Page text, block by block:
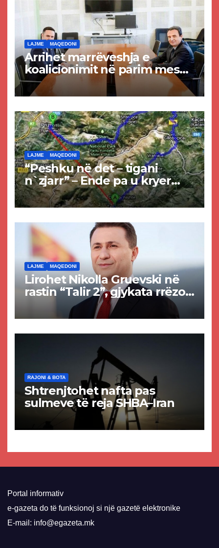
LAJME MAQEDONI
Arrihet marrëveshja e
koalicionimit në parim mes
Kurtit dhe Abdixhikut
LAJME MAQEDONI
“Peshku në det – tigani
n`zjarr” – Ende pa u kryer
projekti i tunelit, komuna e
Tetovës nis punimet për
LAJME MAQEDONI
Lirohet Nikolla Gruevski në
rastin “Talir 2”, gjykata rrëzon
akuzat për ndërtimin e
paligjshëm të selisë së
RAJONI & BOTA
Shtrenjtohet nafta pas
sulmeve të reja SHBA–Iran
Portal informativ
e-gazeta do të funksionoj si një gazetë elektronike
E-mail: info@egazeta.mk